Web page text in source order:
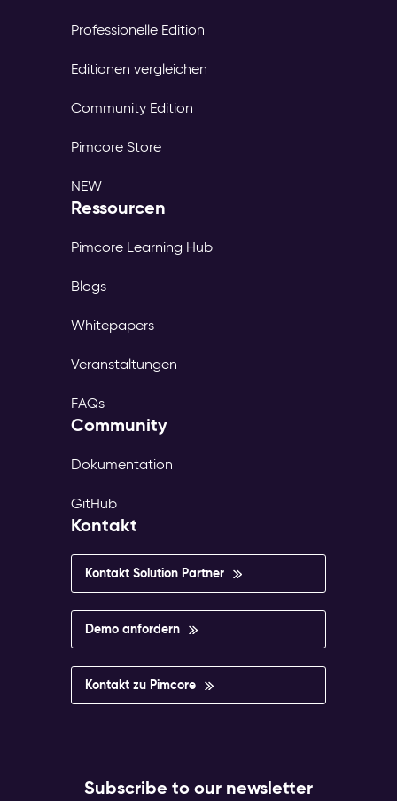
Professionelle Edition
Editionen vergleichen
Community Edition
Pimcore Store
NEW
Ressourcen
Pimcore Learning Hub
Blogs
Whitepapers
Veranstaltungen
FAQs
Community
Dokumentation
GitHub
Kontakt
Kontakt Solution Partner
Demo anfordern
Kontakt zu Pimcore
Subscribe to our newsletter